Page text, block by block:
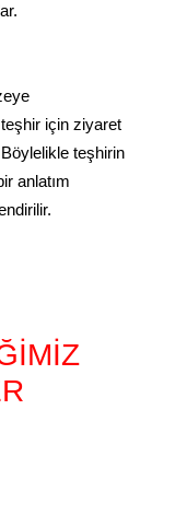
için ziyaret
teşhirin
anlatım